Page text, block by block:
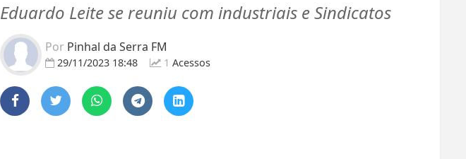
Eduardo Leite se reuniu com industriais e Sindicatos
Por Pinhal da Serra FM
29/11/2023 18:48 1 Acessos